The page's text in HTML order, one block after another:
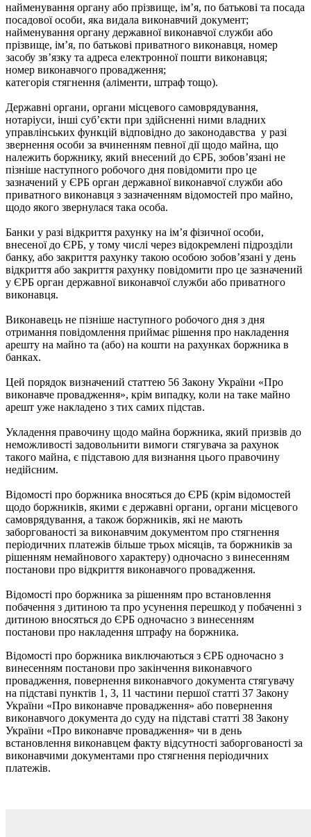
найменування органу або прізвище, ім’я, по батькові та посада
посадової особи, яка видала виконавчий документ;
найменування органу державної виконавчої служби або
прізвище, ім’я, по батькові приватного виконавця, номер
засобу зв’язку та адреса електронної пошти виконавця;
номер виконавчого провадження;
категорія стягнення (аліменти, штраф тощо).
Державні органи, органи місцевого самоврядування,
нотаріуси, інші суб’єкти при здійсненні ними владних
управлінських функцій відповідно до законодавства у разі
звернення особи за вчиненням певної дії щодо майна, що
належить боржнику, який внесений до ЄРБ, зобов’язані не
пізніше наступного робочого дня повідомити про це
зазначений у ЄРБ орган державної виконавчої служби або
приватного виконавця з зазначенням відомостей про майно,
щодо якого звернулася така особа.
Банки у разі відкриття рахунку на ім’я фізичної особи,
внесеної до ЄРБ, у тому числі через відокремлені підрозділи
банку, або закриття рахунку такою особою зобов’язані у день
відкриття або закриття рахунку повідомити про це зазначений
у ЄРБ орган державної виконавчої служби або приватного
виконавця.
Виконавець не пізніше наступного робочого дня з дня
отримання повідомлення приймає рішення про накладення
арешту на майно та (або) на кошти на рахунках боржника в
банках.
Цей порядок визначений статтею 56 Закону України «Про
виконавче провадження», крім випадку, коли на таке майно
арешт уже накладено з тих самих підстав.
Укладення правочину щодо майна боржника, який призвів до
неможливості задовольнити вимоги стягувача за рахунок
такого майна, є підставою для визнання цього правочину
недійсним.
Відомості про боржника вносяться до ЄРБ (крім відомостей
щодо боржників, якими є державні органи, органи місцевого
самоврядування, а також боржників, які не мають
заборгованості за виконавчим документом про стягнення
періодичних платежів більше трьох місяців, та боржників за
рішенням немайнового характеру) одночасно з винесенням
постанови про відкриття виконавчого провадження.
Відомості про боржника за рішенням про встановлення
побачення з дитиною та про усунення перешкод у побаченні з
дитиною вносяться до ЄРБ одночасно з винесенням
постанови про накладення штрафу на боржника.
Відомості про боржника виключаються з ЄРБ одночасно з
винесенням постанови про закінчення виконавчого
провадження, повернення виконавчого документа стягувачу
на підставі пунктів 1, 3, 11 частини першої статті 37 Закону
України «Про виконавче провадження» або повернення
виконавчого документа до суду на підставі статті 38 Закону
України «Про виконавче провадження» чи в день
встановлення виконавцем факту відсутності заборгованості за
виконавчими документами про стягнення періодичних
платежів.